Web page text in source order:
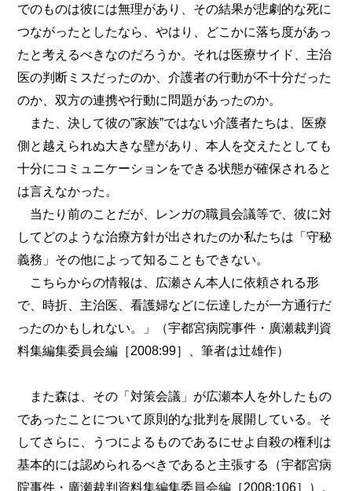
でのものは彼には無理があり、その結果が悲劇的な死に
つながったとしたなら、やはり、どこかに落ち度があっ
たと考えるべきなのだろうか。それは医療サイド、主治
医の判断ミスだったのか、介護者の行動が不十分だった
のか、双方の連携や行動に問題があったのか。
また、決して彼の”家族”ではない介護者たちは、医療
側と越えられぬ大きな壁があり、本人を交えたとしても
十分にコミュニケーションをできる状態が確保されると
は言えなかった。
当たり前のことだが、レンガの職員会議等で、彼に対
してどのような治療方針が出されたのか私たちは「守秘
義務」その他によって知ることもできない。
こちらからの情報は、広瀬さん本人に依頼される形
で、時折、主治医、看護婦などに伝達したが一方通行だ
ったのかもしれない。」（宇都宮病院事件・廣瀬裁判資
料集編集委員会編［2008:99］、筆者は辻雄作）
また森は、その「対策会議」が広瀬本人を外したもの
であったことについて原則的な批判を展開している。そ
してさらに、うつによるものであるにせよ自殺の権利は
基本的には認められるべきであると主張する（宇都宮病
院事件・廣瀬裁判資料集編集委員会編［2008:106］）。